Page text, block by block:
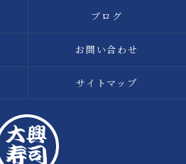
ブログ
お問い合わせ
サイトマップ